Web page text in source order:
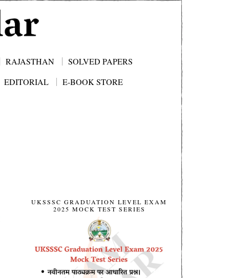
RAJASTHAN
SOLVED PAPERS
EDITORIAL
E-BOOK STORE
UKSSSC GRADUATION LEVEL EXAM
2025 MOCK TEST SERIES